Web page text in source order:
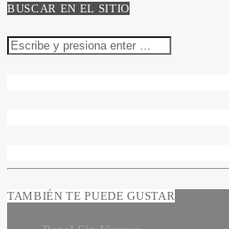
BUSCAR EN EL SITIO
TAMBIÉN TE PUEDE GUSTAR